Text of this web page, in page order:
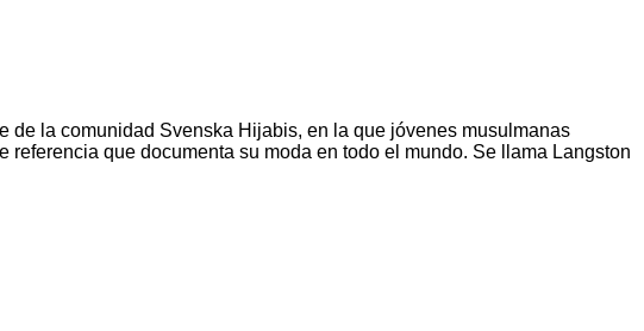
de la comunidad Svenska Hijabis, en la que jóvenes musulmanas
que documenta su moda en todo el mundo. Se llama Langston